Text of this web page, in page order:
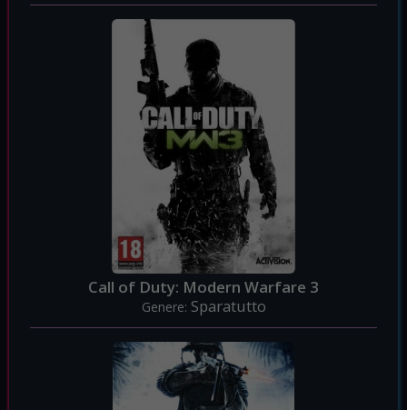
Call of Duty: Modern Warfare 3
Genere: Sparatutto